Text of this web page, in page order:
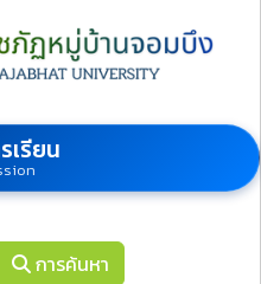
เรียน
การค้นหา